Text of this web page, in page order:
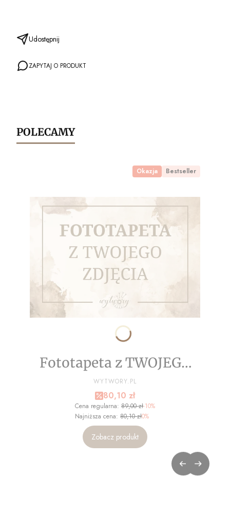
Udostępnij
ZAPYTAJ O PRODUKT
POLECAMY
Okazja Bestseller
Fototapeta z TWOJEGO
ZDJĘCIA - NA WYMIAR
PRODUCENT
WYTWORY.PL
Cena promocyjna
80,10 zł
Cena regularna: 89,00 zł-10%
Najniższa cena: 80,10 zł0%
Zobacz produkt